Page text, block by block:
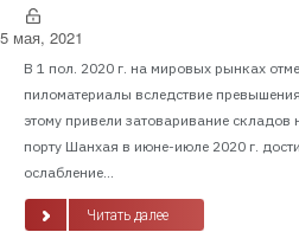
5 мая, 2021
В 1 пол. 2020 г. на мировых рынках
пиломатериалы вследствие
этому привели затоваривание
порту Шанхая в июне-июле 2020 г.
ослабление...
Читать далее